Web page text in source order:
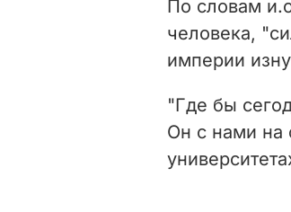
По словам
человека,
империи
"Где бы
Он с нами на